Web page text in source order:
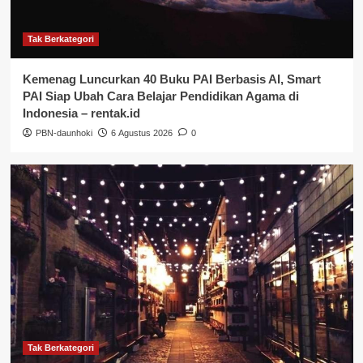
Tak Berkategori
Kemenag Luncurkan 40 Buku PAI Berbasis AI, Smart
PAI Siap Ubah Cara Belajar Pendidikan Agama di
Indonesia – rentak.id
PBN-daunhoki 6 Agustus 2026 0
Tak Berkategori